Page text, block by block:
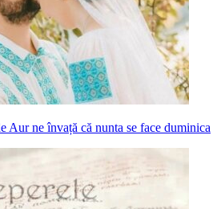
Aur ne învață că nunta se face duminica